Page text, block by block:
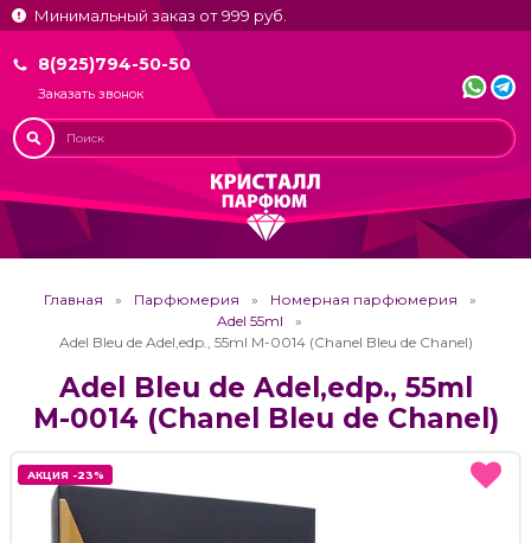
Минимальный заказ от 999 руб.
8(925)794-50-50
Заказать звонок
Главная Парфюмерия
Номерная парфюмерия
Adel 55ml
Adel Bleu de Adel,edp., 55ml М-0014 (Chanel Bleu de Chanel)
Adel Bleu de Adel,edp., 55ml
М-0014 (Chanel Bleu de Chanel)
АКЦИЯ -23%
АКЦИЯ -23%